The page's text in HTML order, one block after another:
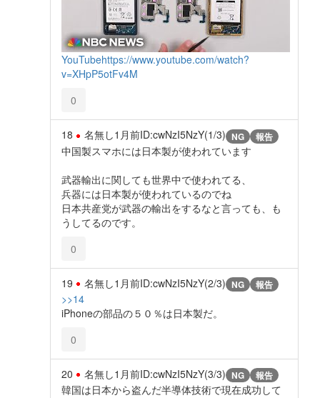
YouTubehttps://www.youtube.com/watch?
v=XHpP5otFv4M
0
18 名無し1月前ID:cwNzI5NzY(1/3) NG 報告
中国製スマホには日本製が使われています
武器輸出に関しても世界中で使われてる、
兵器には日本製が使われているのでね
日本共産党が武器の輸出をするなと言っても、も
うしてるのです。
0
19 名無し1月前ID:cwNzI5NzY(2/3) NG 報告
>>14
iPhoneの部品の５０％は日本製だ。
0
20 名無し1月前ID:cwNzI5NzY(3/3) NG 報告
韓国は日本から盗んだ半導体技術で現在成功して